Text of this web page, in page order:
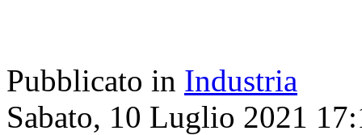
Pubblicato in Industria
Sabato, 10 Luglio 2021